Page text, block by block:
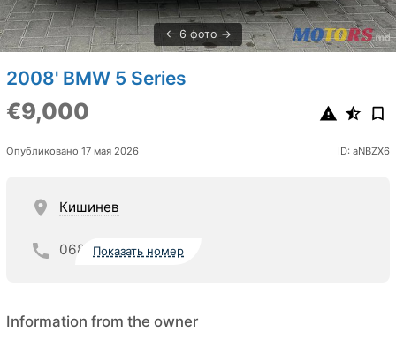
6 фото
2008' BMW 5 Series
€9,000
Опубликовано 17 мая 2026 ID: aNBZX6
Кишинев
068 Показать номер
Information from the owner